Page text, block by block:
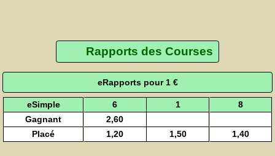
Rapports des Courses
eRapports pour 1 €
eSimple 6 1
8
Gagnant
2,60
Placé
1,20 1,50 1,40